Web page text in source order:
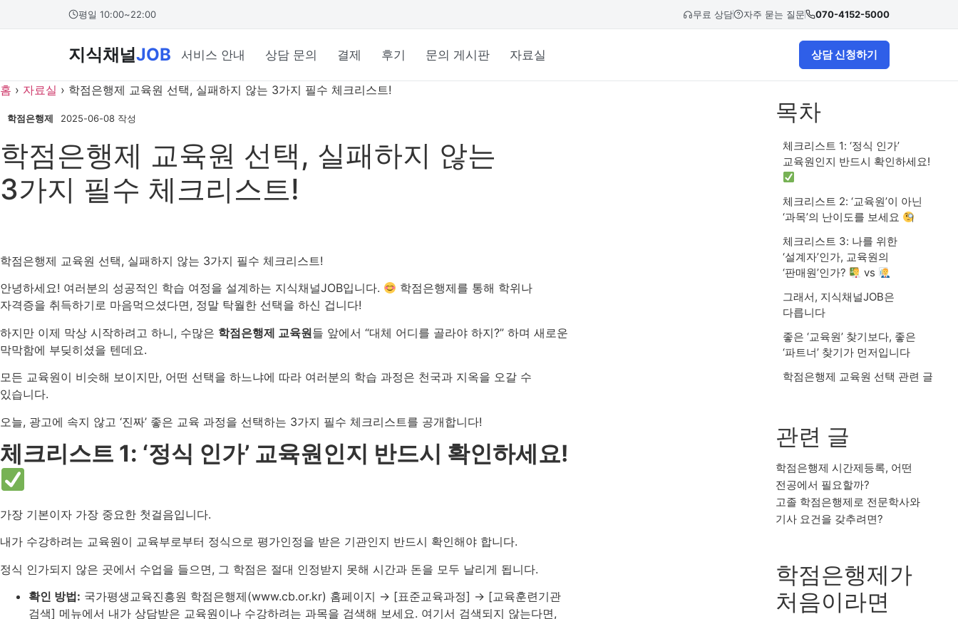
너
본문 바로가기 평일 10:00~22:00 무료 상담 자주 묻는 질문 070-4152-5000
지식채널JOB 서비스 안내 상담 문의 결제 후기 문의 게시판 자료실 상담 신청하기
홈 › 자료실 › 학점은행제 교육원 선택, 실패하지 않는 3가지 필수 체크리스트!
학점은행제 2025-06-08 작성
학점은행제 교육원 선택, 실패하지 않는
3가지 필수 체크리스트!
학점은행제 교육원 선택, 실패하지 않는 3가지 필수 체크리스트!
안녕하세요! 여러분의 성공적인 학습 여정을 설계하는 지식채널JOB입니다.
학점은행제를 통해 학위나
자격증을 취득하기로 마음먹으셨다면, 정말 탁월한 선택을 하신 겁니다!
하지만 이제 막상 시작하려고 하니, 수많은 학점은행제 교육원들 앞에서 “대체 어디를 골라야 하지?” 하며 새로운
막막함에 부딪히셨을 텐데요.
모든 교육원이 비슷해 보이지만, 어떤 선택을 하느냐에 따라 여러분의 학습 과정은 천국과 지옥을 오갈 수
있습니다.
오늘, 광고에 속지 않고 ‘진짜’ 좋은 교육 과정을 선택하는 3가지 필수 체크리스트를 공개합니다!
체크리스트 1: ‘정식 인가’ 교육원인지 반드시 확인하세요!
가장 기본이자 가장 중요한 첫걸음입니다.
내가 수강하려는 교육원이 교육부로부터 정식으로 평가인정을 받은 기관인지 반드시 확인해야 합니다.
정식 인가되지 않은 곳에서 수업을 들으면, 그 학점은 절대 인정받지 못해 시간과 돈을 모두 날리게 됩니다.
확인 방법: 국가평생교육진흥원 학점은행제(www.cb.or.kr) 홈페이지 → [표준교육과정] → [교육훈련기관
검색] 메뉴에서 내가 상담받은 교육원이나 수강하려는 과목을 검색해 보세요. 여기서 검색되지 않는다면,
목차
체크리스트 1: ‘정식 인가’
교육원인지 반드시 확인하세요!
체크리스트 2: ‘교육원’이 아닌
‘과목’의 난이도를 보세요
체크리스트 3: 나를 위한
‘설계자’인가, 교육원의
‘판매원’인가?
vs
그래서, 지식채널JOB은
다릅니다
좋은 ‘교육원’ 찾기보다, 좋은
‘파트너’ 찾기가 먼저입니다
학점은행제 교육원 선택 관련 글
관련 글
학점은행제 시간제등록, 어떤
전공에서 필요할까?
고졸 학점은행제로 전문학사와
기사 요건을 갖추려면?
학점은행제가
처음이라면